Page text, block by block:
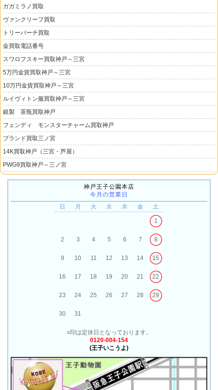
ガガミラノ買取
ヴァンクリーフ買取
トリーバーチ買取
金買取電話番号
スワロフスキー買取神戸～三宮
5万円金貨買取神戸～三宮
10万円金貨買取神戸～三宮
ルイヴィトン服買取神戸～三宮
銀製 茶瓶買取神戸
フェンディ モンスターチャーム買取神戸
ブランド買取三ノ宮
14K買取神戸（三宮・芦屋）
PWG9買取神戸～三ノ宮
神戸王子公園本店
今月の営業日
日
月 火 水 木 金 土
1
2 3 4 5 6 7 8
9 10 11 12 13 14 15
16 17 18 19 20 21 22
23 24 25 26 27 28 29
30 31
○印は定休日となっております。
0120-004-154
(王子いこうよ)